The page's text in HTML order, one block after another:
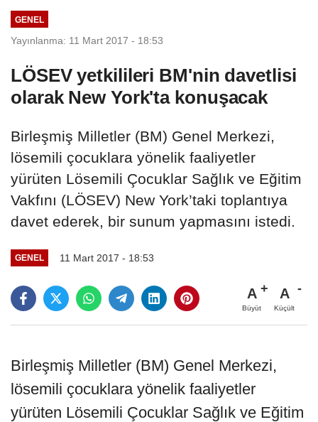
GENEL
Yayınlanma: 11 Mart 2017 - 18:53
LÖSEV yetkilileri BM'nin davetlisi
olarak New York'ta konuşacak
Birleşmiş Milletler (BM) Genel Merkezi,
lösemili çocuklara yönelik faaliyetler
yürüten Lösemili Çocuklar Sağlık ve Eğitim
Vakfını (LÖSEV) New York’taki toplantıya
davet ederek, bir sunum yapmasını istedi.
GENEL 11 Mart 2017 - 18:53
A
Büyüt
A
Küçült
Birleşmiş Milletler (BM) Genel Merkezi,
lösemili çocuklara yönelik faaliyetler
yürüten Lösemili Çocuklar Sağlık ve Eğitim